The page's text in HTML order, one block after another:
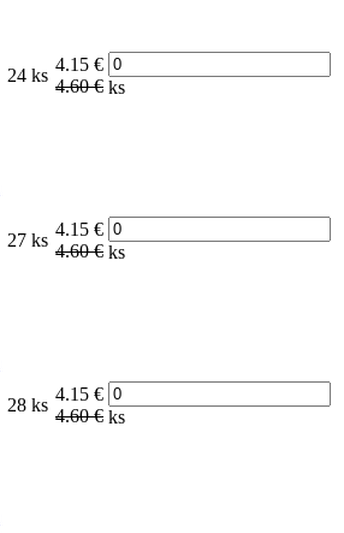
24 ks
4.15 €
4.60 € ks
27 ks
4.15 €
4.60 € ks
28 ks
4.15 €
4.60 € ks